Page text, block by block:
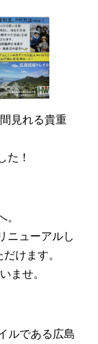
見れる貴重
た！
ニューアルし
けます。
ませ。
ルである広島